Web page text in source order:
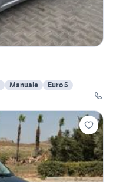
Manuale
Euro 5